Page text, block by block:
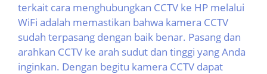
terkait cara menghubungkan CCTV ke HP melalui
WiFi adalah memastikan bahwa kamera CCTV
sudah terpasang dengan baik benar. Pasang dan
arahkan CCTV ke arah sudut dan tinggi yang Anda
inginkan. Dengan begitu kamera CCTV dapat